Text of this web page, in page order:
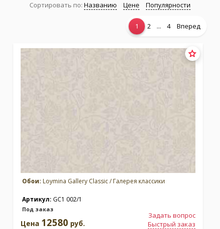
Каталог
Заказать обратный звонок
Сортировать по: Названию Цене Популярности
1 2 ... 4 Вперед
Обои: Loymina Gallery Classic / Галерея классики
Артикул: GC1 002/1
Под заказ
Задать вопрос
Быстрый заказ
Цена 12580 руб.